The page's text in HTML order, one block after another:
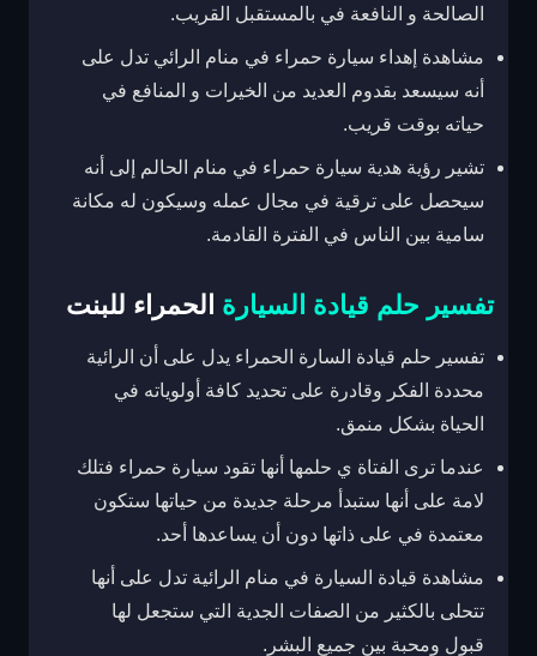
الصالحة و النافعة في بالمستقبل القريب.
مشاهدة إهداء سيارة حمراء في منام الرائي تدل على
أنه سيسعد بقدوم العديد من الخيرات و المنافع في
حياته بوقت قريب.
تشير رؤية هدية سيارة حمراء في منام الحالم إلى أنه
سيحصل على ترقية في مجال عمله وسيكون له مكانة
سامية بين الناس في الفترة القادمة.
تفسير حلم قيادة السيارة الحمراء للبنت
تفسير حلم قيادة السارة الحمراء يدل على أن الرائية
محددة الفكر وقادرة على تحديد كافة أولوياته في
الحياة بشكل منمق.
عندما ترى الفتاة ي حلمها أنها تقود سيارة حمراء فتلك
لامة على أنها ستبدأ مرحلة جديدة من حياتها ستكون
معتمدة في على ذاتها دون أن يساعدها أحد.
مشاهدة قيادة السيارة في منام الرائية تدل على أنها
تتحلى بالكثير من الصفات الجدية التي ستجعل لها
قبول ومحبة بين جميع البشر.